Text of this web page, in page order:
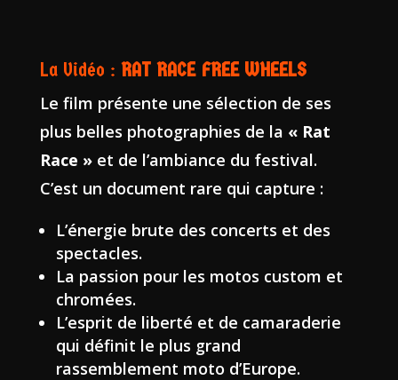
La Vidéo : RAT RACE FREE WHEELS
Le film présente une sélection de ses
plus belles photographies de la « Rat
Race »et de l’ambiance du festival.
C’est un document rare qui capture :
L’énergie brute des concerts et des
spectacles.
La passion pour les motos custom et
chromées.
L’esprit de liberté et de camaraderie
qui définit le plus grand
rassemblement moto d’Europe.